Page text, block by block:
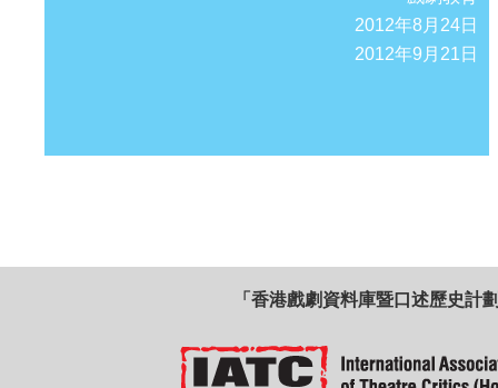
2012年8月24日
2012年9月21日
「香港戲劇資料庫暨口述歷史計